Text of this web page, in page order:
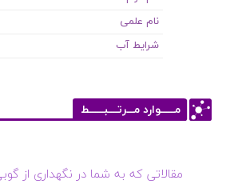
نام علمی
شرایط آب
مــــــوارد مـــرتــــبــــــط
مقالاتی که به شما در نگهداری از